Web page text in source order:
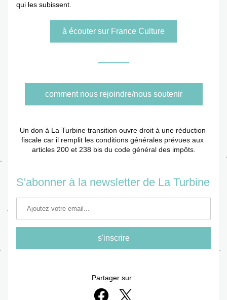
qui les subissent.
à écouter sur France Culture
comment nous rejoindre/nous soutenir
Un don à La Turbine transition ouvre droit à une réduction
fiscale car il remplit les conditions générales prévues aux
articles 200 et 238 bis du code général des impôts.
S'abonner à la newsletter de La Turbine
s'inscrire
Partager sur :